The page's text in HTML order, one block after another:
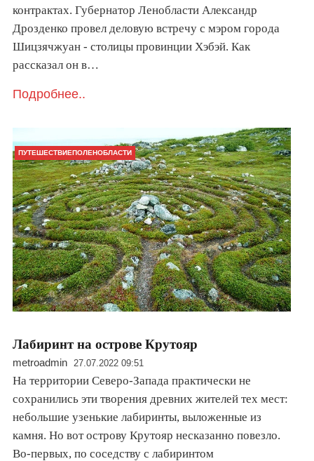
контрактах. Губернатор Ленобласти Александр
Дрозденко провел деловую встречу с мэром города
Шицзячжуан - столицы провинции Хэбэй. Как
рассказал он в…
Подробнее..
ПУТЕШЕСТВИЕПОЛЕНОБЛАСТИ
Лабиринт на острове Крутояр
metroadmin 27.07.2022 09:51
На территории Северо-Запада практически не
сохранились эти творения древних жителей тех мест:
небольшие узенькие лабиринты, выложенные из
камня. Но вот острову Крутояр несказанно повезло.
Во-первых, по соседству с лабиринтом